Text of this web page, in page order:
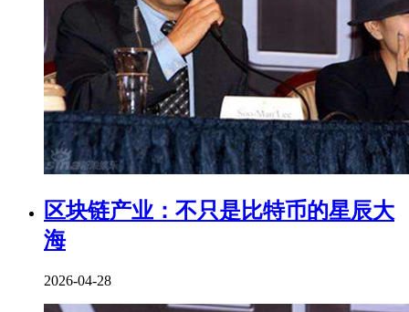
区块链产业：不只是比特币的星辰大
海
2026-04-28